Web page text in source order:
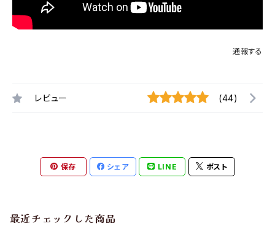
通報する
レビュー (44)
保存 シェア LINE ポスト
最近チェックした商品